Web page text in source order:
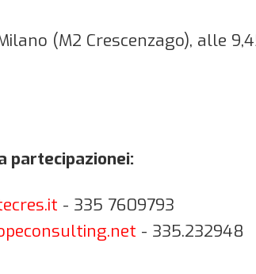
(M2 Crescenzago), alle
partecipazionei:
- 335 7609793
- 335.232948